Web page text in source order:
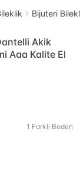
Bijuteri
Akik
Aaa Kalite El
1 Farklı Beden